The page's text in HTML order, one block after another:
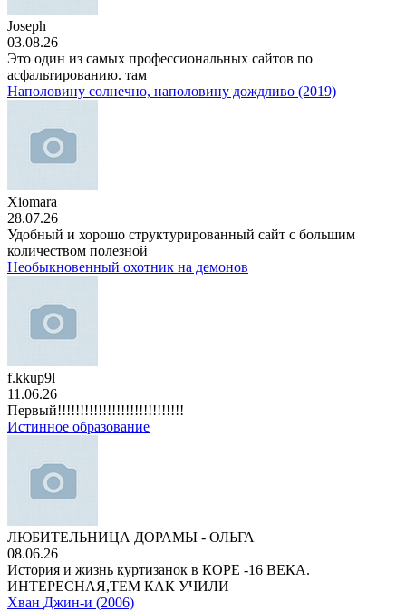
Joseph
03.08.26
Это один из самых профессиональных сайтов по
асфальтированию. там
Наполовину солнечно, наполовину дождливо (2019)
Xiomara
28.07.26
Удобный и хорошо структурированный сайт с большим
количеством полезной
Необыкновенный охотник на демонов
f.kkup9l
11.06.26
Первый!!!!!!!!!!!!!!!!!!!!!!!!!!!!
Истинное образование
ЛЮБИТЕЛЬНИЦА ДОРАМЫ - ОЛЬГА
08.06.26
История и жизнь куртизанок в КОРЕ -16 ВЕКА.
ИНТЕРЕСНАЯ,ТЕМ КАК УЧИЛИ
Хван Джин-и (2006)